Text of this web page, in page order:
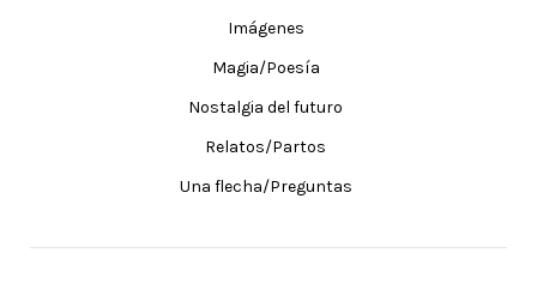
Imágenes
Magia/Poesía
Nostalgia del futuro
Relatos/Partos
Una flecha/Preguntas